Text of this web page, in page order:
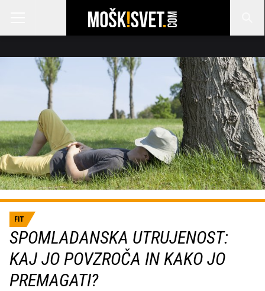
FIT
SPOMLADANSKA UTRUJENOST:
KAJ JO POVZROČA IN KAKO JO
PREMAGATI?